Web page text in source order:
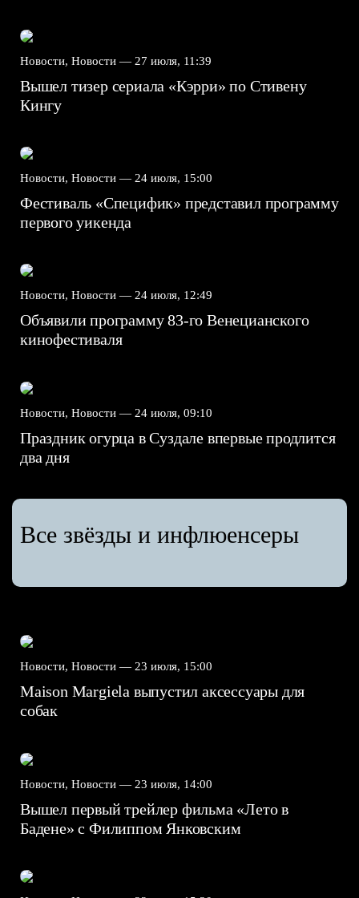
Новости, Новости — 27 июля, 11:39
Вышел тизер сериала «Кэрри» по Стивену
Кингу
Новости, Новости — 24 июля, 15:00
Фестиваль «Специфик» представил программу
первого уикенда
Новости, Новости — 24 июля, 12:49
Объявили программу 83-го Венецианского
кинофестиваля
Новости, Новости — 24 июля, 09:10
Праздник огурца в Суздале впервые продлится
два дня
Все звёзды и инфлюенсеры
Новости, Новости — 23 июля, 15:00
Maison Margiela выпустил аксессуары для
собак
Новости, Новости — 23 июля, 14:00
Вышел первый трейлер фильма «Лето в
Бадене» с Филиппом Янковским